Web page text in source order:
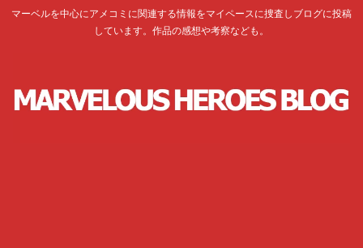
マーベルを中心にアメコミに関連する情報をマイペースに捜査しブログに投稿
しています。作品の感想や考察なども。